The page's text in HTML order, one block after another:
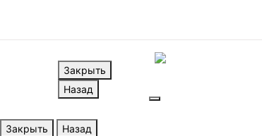
Закрыть
Назад
Закрыть Назад